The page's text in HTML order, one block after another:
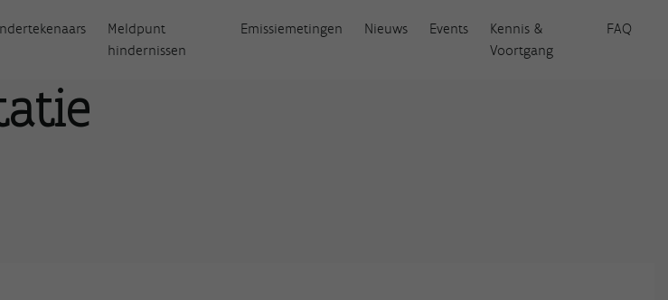
Meldpunt
hindernissen
Emissiemetingen Nieuws Events
Kennis &
Voortgang
FAQ